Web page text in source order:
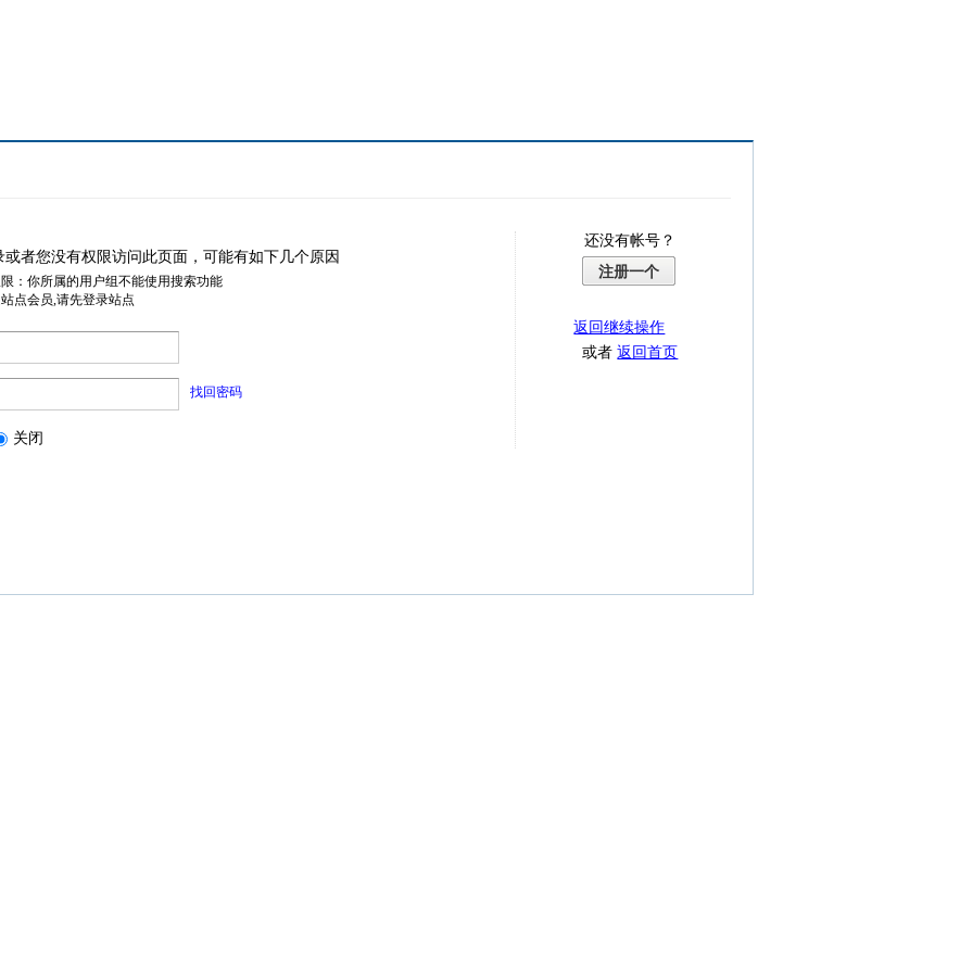
或者您没有权限访问此页面，可能有如下几个原因
：你所属的用户组不能使用搜索功能
点会员,请先登录站点
找回密码
关闭
还没有帐号？
注册一个
返回继续操作
或者返回首页